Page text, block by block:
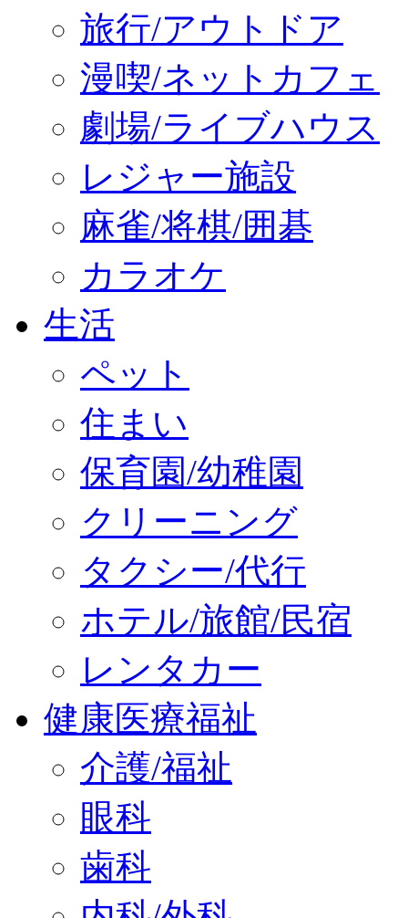
旅行/アウトドア
漫喫/ネットカフェ
劇場/ライブハウス
レジャー施設
麻雀/将棋/囲碁
カラオケ
生活
ペット
住まい
保育園/幼稚園
クリーニング
タクシー/代行
ホテル/旅館/民宿
レンタカー
健康医療福祉
介護/福祉
眼科
歯科